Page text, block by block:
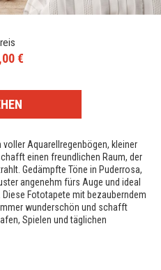
€
Aquarellregenbögen, kleiner
einen freundlichen Raum, der
Gedämpfte Töne in Puderrosa,
angenehm fürs Auge und ideal
Fototapete mit bezauberndem
wunderschön und schafft
Spielen und täglichen